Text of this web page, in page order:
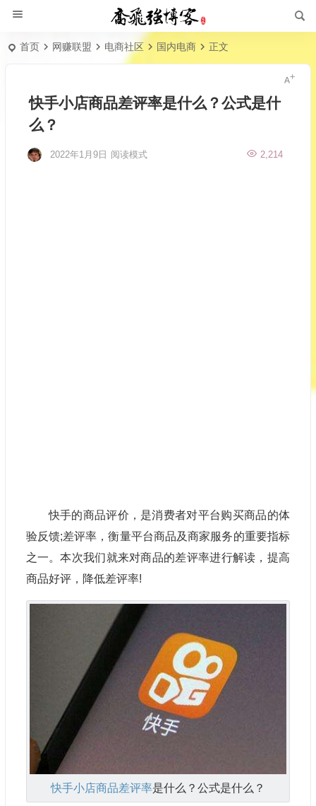
首页 网赚联盟 电商社区 国内电商 正文
快手小店商品差评率是什么？公式是什
么？
2022年1月9日 2,214
阅读模式
快手的商品评价，是消费者对平台购买商品的体
验反馈;差评率，衡量平台商品及商家服务的重要指标
之一。本次我们就来对商品的差评率进行解读，提高
商品好评，降低差评率!
快手小店商品差评率是什么？公式是什么？